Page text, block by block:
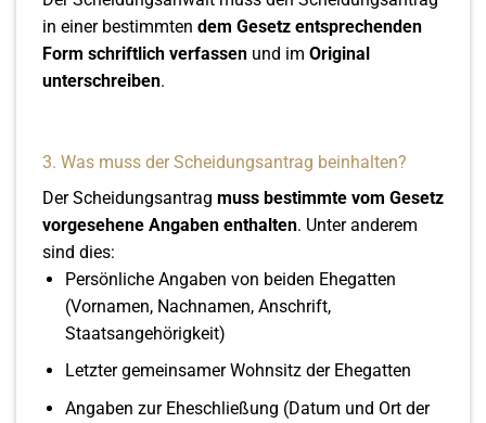
in einer bestimmten dem Gesetz entsprechenden
Form schriftlich verfassen und im Original
unterschreiben.
3. Was muss der Scheidungsantrag beinhalten?
Der Scheidungsantrag muss bestimmte vom Gesetz
vorgesehene Angaben enthalten. Unter anderem
sind dies:
Persönliche Angaben von beiden Ehegatten
(Vornamen, Nachnamen, Anschrift,
Staatsangehörigkeit)
Letzter gemeinsamer Wohnsitz der Ehegatten
Angaben zur Eheschließung (Datum und Ort der